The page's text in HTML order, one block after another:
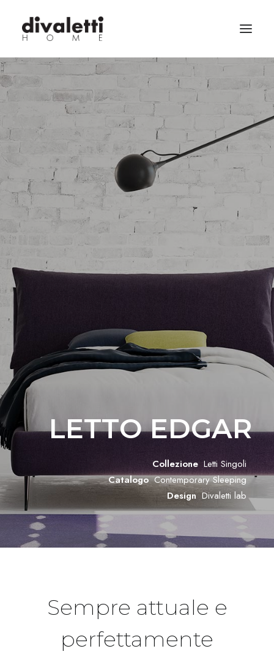
LETTO EDGAR
Collezione Letti Singoli
Catalogo Contemporary Sleeping
Design Divaletti lab
Sempre attuale e
perfettamente